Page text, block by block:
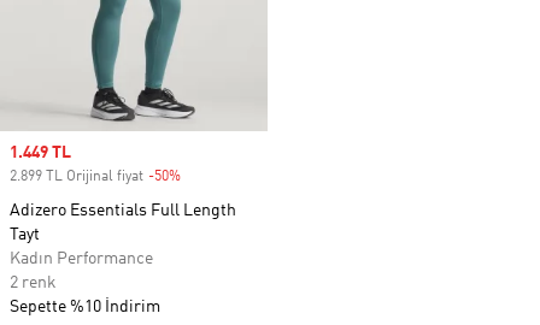
Sale price
1.449 TL
2.899 TL Orijinal fiyat -50%
Adizero Essentials Full Length
Tayt
Kadın Performance
2 renk
Sepette %10 İndirim